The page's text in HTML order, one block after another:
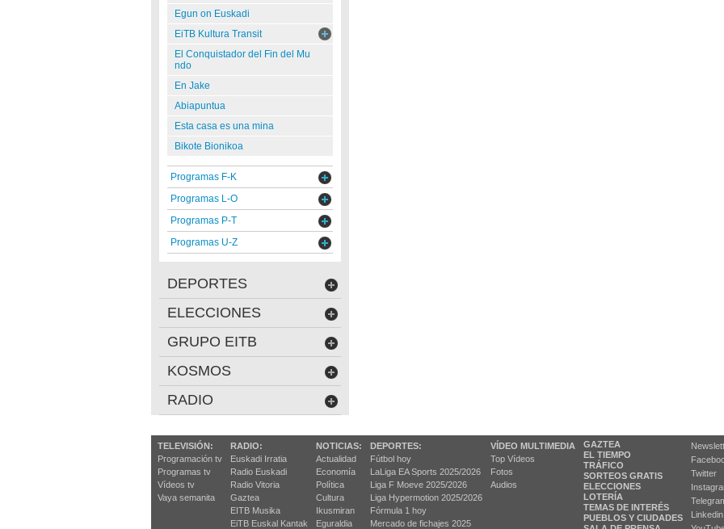
Egun on Euskadi
EiTB Kultura Transit
El Conquistador del Fin del Mu
ndo
En Jake
Abiapuntua
Esta casa es una mina
Bikote Bionikoa
Programas F-K
Programas L-O
Programas P-T
Programas U-Z
DEPORTES
ELECCIONES
GRUPO EITB
KOSMOS
RADIO
TELEVISIÓN:
Programación tv
Programas tv
Vídeos tv
Vaya semanita
RADIO:
Euskadi Irratia
Radio Euskadi
Radio Vitoria
Gaztea
EITB Musika
EiTB Euskal Kantak
NOTICIAS:
Actualidad
Economía
Política
Cultura
Ikusmiran
Eguraldia
DEPORTES:
Fútbol hoy
LaLiga EA Sports 2025/2026
Liga F Moeve 2025/2026
Liga Hypermotion 2025/2026
Fórmula 1 hoy
Mercado de fichajes 2025
VÍDEO MULTIMEDIA
Top Vídeos
Fotos
Audios
GAZTEA
EL TIEMPO
TRÁFICO
SORTEOS GRATIS
ELECCIONES
LOTERÍA
TEMAS DE INTERÉS
PUEBLOS Y CIUDADES
Twitter
Linkedin